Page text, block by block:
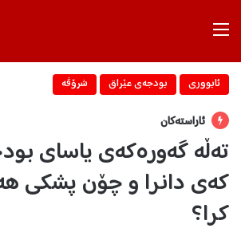
ئابووری بودجه‌ی عێراق شرۆڤه‌
ئاراستەکان
ته‌ڵه‌ گه‌وره‌كه‌ی یاسای
كه‌ی دانرا و چۆن پشكی
كرا؟